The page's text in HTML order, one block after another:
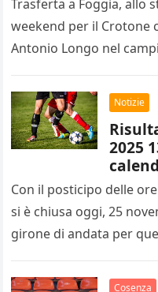
Trasferta a Foggia, allo
weekend per il Crotone
Antonio Longo nel
Notizie
2025
Con il posticipo delle
si è chiusa oggi, 25
girone di andata per
Cosenza